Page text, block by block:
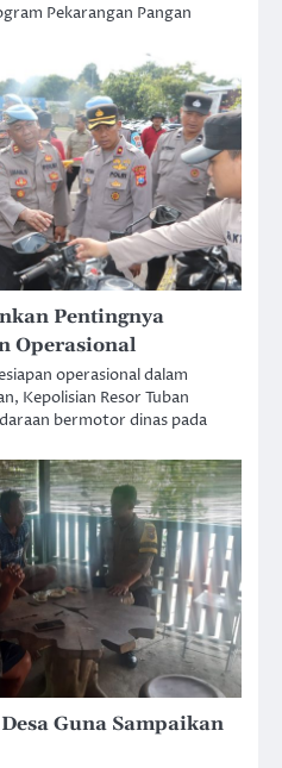
Pekarangan Pangan
Pentingnya
Operasional
operasional dalam
Kepolisian Resor Tuban
bermotor dinas pada
Guna Sampaikan